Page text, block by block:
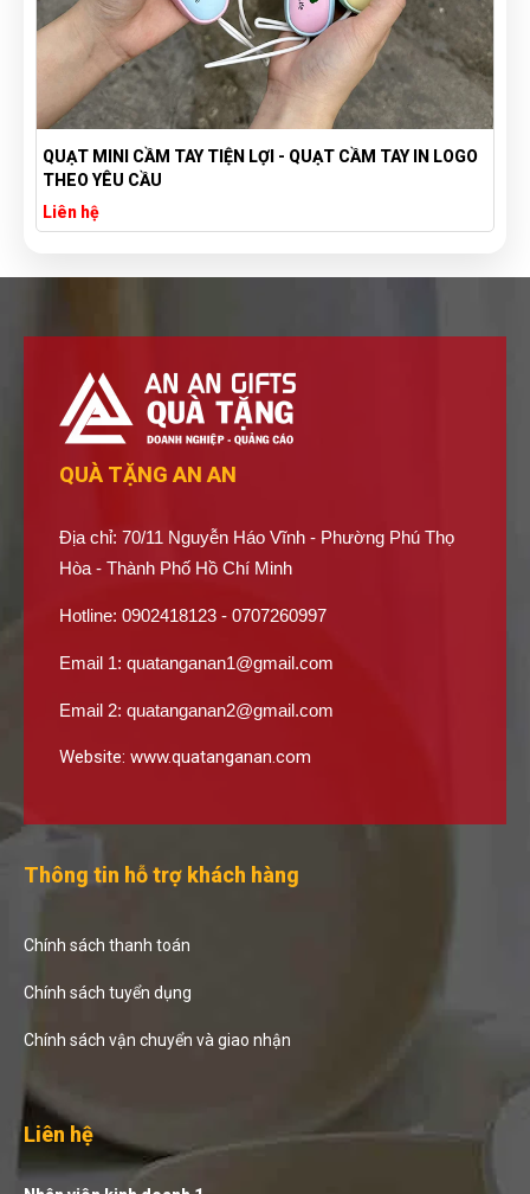
CẦM TAY IN LOGO
TÚI VẢI BỐ CANVAS IN LOGO THEO YÊU
QUÀ TẶNG AN AN
Địa chỉ: 70/11 Nguyễn Háo Vĩnh - Phường Phú Thọ
Hòa - Thành Phố Hồ Chí Minh
Hotline: 0902418123 - 0707260997
Email 1: quatanganan1@gmail.com
Email 2: quatanganan2@gmail.com
Website: www.quatanganan.com
Thông tin hỗ trợ khách hàng
Chính sách thanh toán
Chính sách tuyển dụng
Chính sách vận chuyển và giao nhận
Liên hệ